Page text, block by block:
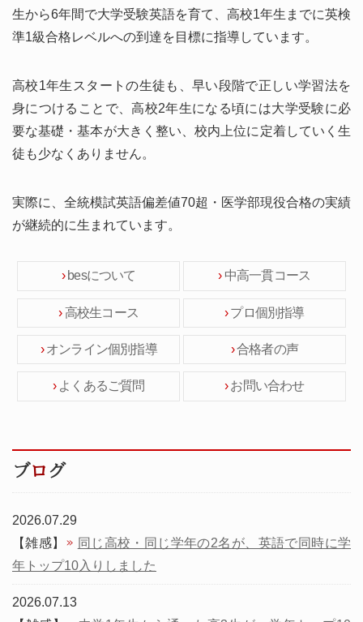
生から6年間で大学受験英語を育て、高校1年生までに英検
準1級合格レベルへの到達を目標に指導しています。
高校1年生スタートの生徒も、早い段階で正しい学習法を
身につけることで、高校2年生になる頃には大学受験に必
要な基礎・基本が大きく整い、校内上位に定着していく生
徒も少なくありません。
実際に、全統模試英語偏差値70超・医学部現役合格の実績
が継続的に生まれています。
besについて 中高一貫コース
高校生コース プロ個別指導
オンライン個別指導 合格者の声
よくあるご質問 お問い合わせ
ブロ グ
2026.07.29
【雑感】
同じ高校・同じ学年の2名が、英語で同時に学
年トップ10入りしました
2026.07.13